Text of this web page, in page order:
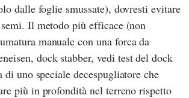
dalle foglie smussate), dovresti evitare
Il metodo più efficace (non
manuale con una forca da
dock stabber, vedi test del dock
di uno speciale decespugliatore che
più in profondità nel terreno rispetto